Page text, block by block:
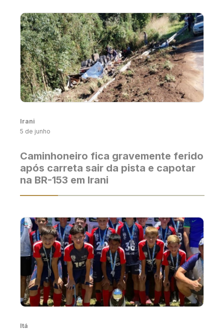
Irani
5 de junho
Caminhoneiro fica gravemente ferido
após carreta sair da pista e capotar
na BR-153 em Irani
Itá